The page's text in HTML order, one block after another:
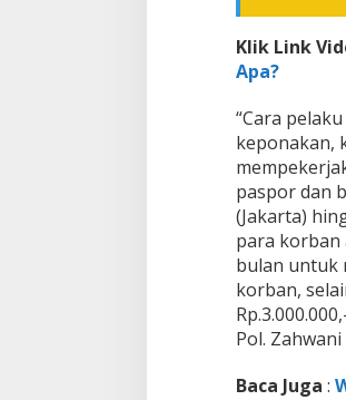
Klik Link
Apa?
“Cara
keponakan,
paspor dan
(Jakarta)
para korban
bulan untuk
korban,
Pol. Zahwani
Baca Juga :